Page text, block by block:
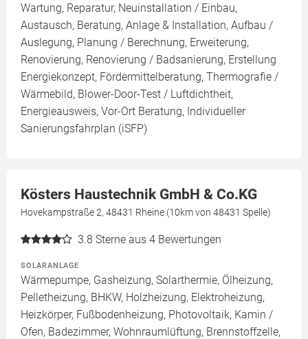
Wartung, Reparatur, Neuinstallation / Einbau,
Austausch, Beratung, Anlage & Installation, Aufbau /
Auslegung, Planung / Berechnung, Erweiterung,
Renovierung, Renovierung / Badsanierung, Erstellung
Energiekonzept, Fördermittelberatung, Thermografie /
Wärmebild, Blower-Door-Test / Luftdichtheit,
Energieausweis, Vor-Ort Beratung, Individueller
Sanierungsfahrplan (iSFP)
Kösters Haustechnik GmbH & Co.KG
Hovekampstraße 2, 48431 Rheine (10km von 48431 Spelle)
3.8 Sterne aus 4 Bewertungen
SOLARANLAGE
Wärmepumpe, Gasheizung, Solarthermie, Ölheizung,
Pelletheizung, BHKW, Holzheizung, Elektroheizung,
Heizkörper, Fußbodenheizung, Photovoltaik, Kamin /
Ofen, Badezimmer, Wohnraumlüftung, Brennstoffzelle,